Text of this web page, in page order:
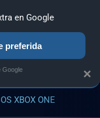
XBOX ONE
×
en Google
preferida
Google